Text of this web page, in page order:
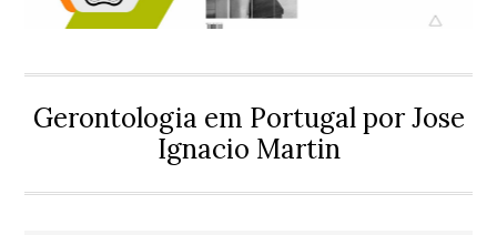
Gerontologia em Portugal por Jose
Ignacio Martin